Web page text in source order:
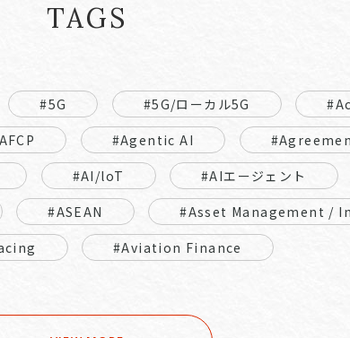
TAGS
#5G #5G/ローカル5G
#Agentic AI
#AI/loT #AIエージェント
#ASEAN
#Asset Management /
#Aviation Finance